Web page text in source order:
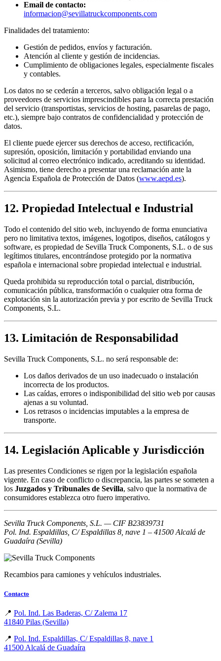
Email de contacto:
informacion@sevillatruckcomponents.com
Finalidades del tratamiento:
Gestión de pedidos, envíos y facturación.
Atención al cliente y gestión de incidencias.
Cumplimiento de obligaciones legales, especialmente fiscales
y contables.
Los datos no se cederán a terceros, salvo obligación legal o a
proveedores de servicios imprescindibles para la correcta prestación
del servicio (transportistas, servicios de hosting, pasarelas de pago,
etc.), siempre bajo contratos de confidencialidad y protección de
datos.
El cliente puede ejercer sus derechos de acceso, rectificación,
supresión, oposición, limitación y portabilidad enviando una
solicitud al correo electrónico indicado, acreditando su identidad.
Asimismo, tiene derecho a presentar una reclamación ante la
Agencia Española de Protección de Datos (www.aepd.es).
12. Propiedad Intelectual e Industrial
Todo el contenido del sitio web, incluyendo de forma enunciativa
pero no limitativa textos, imágenes, logotipos, diseños, catálogos y
software, es propiedad de Sevilla Truck Components, S.L. o de sus
legítimos titulares, encontrándose protegido por la normativa
española e internacional sobre propiedad intelectual e industrial.
Queda prohibida su reproducción total o parcial, distribución,
comunicación pública, transformación o cualquier otra forma de
explotación sin la autorización previa y por escrito de Sevilla Truck
Components, S.L.
13. Limitación de Responsabilidad
Sevilla Truck Components, S.L. no será responsable de:
Los daños derivados de un uso inadecuado o instalación
incorrecta de los productos.
Las caídas, errores o indisponibilidad del sitio web por causas
ajenas a su voluntad.
Los retrasos o incidencias imputables a la empresa de
transporte.
14. Legislación Aplicable y Jurisdicción
Las presentes Condiciones se rigen por la legislación española
vigente. En caso de conflicto o discrepancia, las partes se someten a
los Juzgados y Tribunales de Sevilla, salvo que la normativa de
consumidores establezca otro fuero imperativo.
Sevilla Truck Components, S.L. — CIF B23839731
Pol. Ind. Espaldillas, C/ Espaldillas 8, nave 1 – 41500 Alcalá de
Guadaíra (Sevilla)
Recambios para camiones y vehículos industriales.
Contacto
📍 Pol. Ind. Las Baderas, C/ Zalema 17
41840 Pilas (Sevilla)
📍 Pol. Ind. Espaldillas, C/ Espaldillas 8, nave 1
41500 Alcalá de Guadaíra